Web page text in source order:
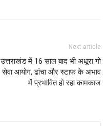
Next article
उत्तराखंड में 16 साल बाद भी अधूरा गो
सेवा आयोग, ढांचा और स्टाफ के अभाव
में प्रभावित हो रहा कामकाज